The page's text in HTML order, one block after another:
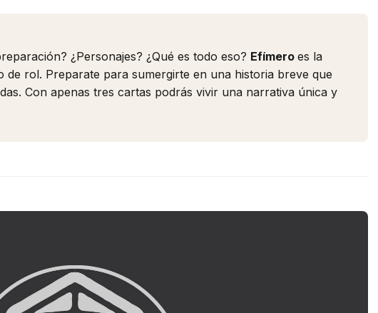
¿Personajes? ¿Qué es todo eso? Efímero es la
rol. Preparate para sumergirte en una historia breve que
Con apenas tres cartas podrás vivir una narrativa única y